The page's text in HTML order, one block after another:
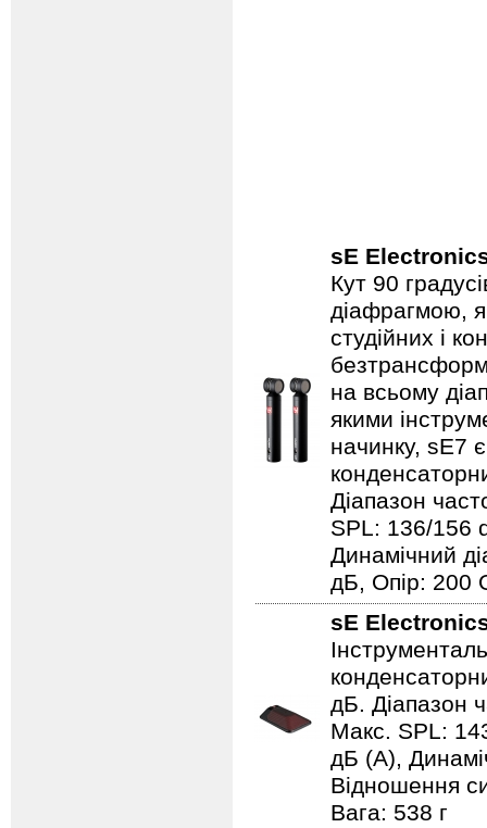
sE
Кут 90
діафрагмою,
студійних і
на всьому
якими
начинку, sE7
Діапазон
SPL: 136/156
Динамічний
дБ, Опір: 200
sE
дБ. Діапазон
Макс. SPL:
дБ (A),
Відношення
Вага: 538 г